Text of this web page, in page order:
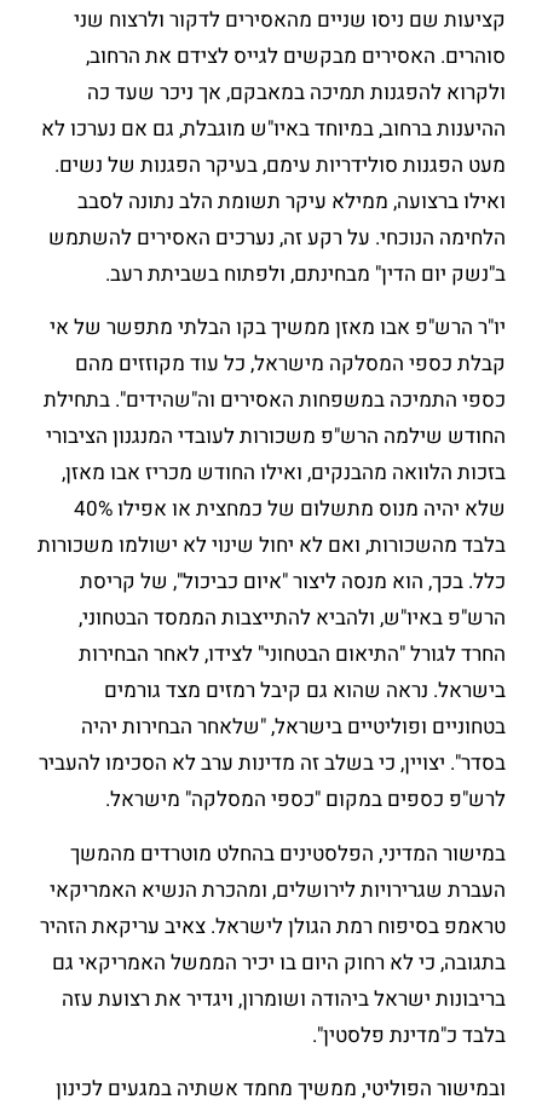
קציעות שם ניסו שניים מהאסירים לדקור ולרצוח שני
סוהרים. האסירים מבקשים לגייס לצידם את הרחוב,
ולקרוא להפגנות תמיכה במאבקם, אך ניכר שעד כה
ההיענות ברחוב, במיוחד באיו"ש מוגבלת, גם אם נערכו לא
מעט הפגנות סולידריות עימם, בעיקר הפגנות של נשים.
ואילו ברצועה, ממילא עיקר תשומת הלב נתונה לסבב
הלחימה הנוכחי. על רקע זה, נערכים האסירים להשתמש
ב"נשק יום הדין" מבחינתם, ולפתוח בשביתת רעב.
יו"ר הרש"פ אבו מאזן ממשיך בקו הבלתי מתפשר של אי
קבלת כספי המסלקה מישראל, כל עוד מקוזזים מהם
כספי התמיכה במשפחות האסירים וה"שהידים". בתחילת
החודש שילמה הרש"פ משכורות לעובדי המנגנון הציבורי
בזכות הלוואה מהבנקים, ואילו החודש מכריז אבו מאזן,
שלא יהיה מנוס מתשלום של כמחצית או אפילו 40%
בלבד מהשכורות, ואם לא יחול שינוי לא ישולמו משכורות
כלל. בכך, הוא מנסה ליצור "איום כביכול", של קריסת
הרש"פ באיו"ש, ולהביא להתייצבות הממסד הבטחוני,
החרד לגורל "התיאום הבטחוני" לצידו, לאחר הבחירות
בישראל. נראה שהוא גם קיבל רמזים מצד גורמים
בטחוניים ופוליטיים בישראל, "שלאחר הבחירות יהיה
בסדר". יצויין, כי בשלב זה מדינות ערב לא הסכימו להעביר
לרש"פ כספים במקום "כספי המסלקה" מישראל.
במישור המדיני, הפלסטינים בהחלט מוטרדים מהמשך
העברת שגרירויות לירושלים, ומהכרת הנשיא האמריקאי
טראמפ בסיפוח רמת הגולן לישראל. צאיב עריקאת הזהיר
בתגובה, כי לא רחוק היום בו יכיר הממשל האמריקאי גם
בריבונות ישראל ביהודה ושומרון, ויגדיר את רצועת עזה
בלבד כ"מדינת פלסטין".
ובמישור הפוליטי, ממשיך מחמד אשתיה במגעים לכינון